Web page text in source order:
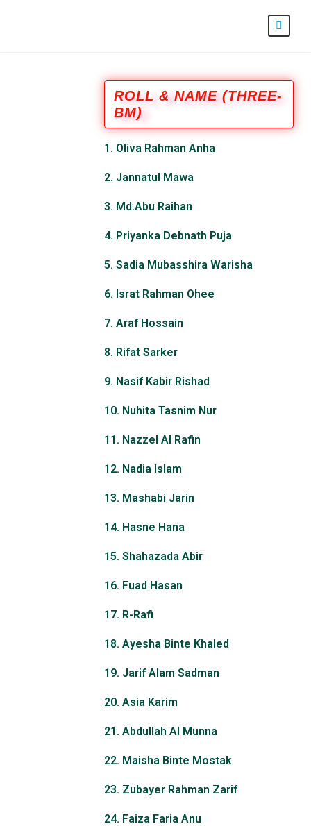
ROLL & NAME (THREE-
BM)
1. Oliva Rahman Anha
2. Jannatul Mawa
3. Md.Abu Raihan
4. Priyanka Debnath Puja
5. Sadia Mubasshira Warisha
6. Israt Rahman Ohee
7. Araf Hossain
8. Rifat Sarker
9. Nasif Kabir Rishad
10. Nuhita Tasnim Nur
11. Nazzel Al Rafin
12. Nadia Islam
13. Mashabi Jarin
14. Hasne Hana
15. Shahazada Abir
16. Fuad Hasan
17. R-Rafi
18. Ayesha Binte Khaled
19. Jarif Alam Sadman
20. Asia Karim
21. Abdullah Al Munna
22. Maisha Binte Mostak
23. Zubayer Rahman Zarif
24. Faiza Faria Anu